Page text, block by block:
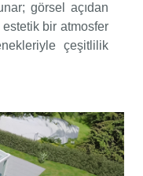
görsel açıdan
bir atmosfer
çeşitlilik